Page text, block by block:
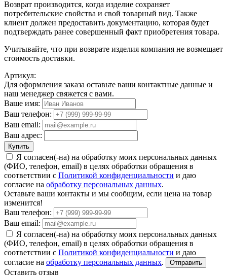
Возврат производится, когда изделие сохраняет
потребительские свойства и свой товарный вид. Также
клиент должен предоставить документацию, которая будет
подтверждать ранее совершенный факт приобретения товара.
Учитывайте, что при возврате изделия компания не возмещает
стоимость доставки.
Артикул:
Для оформления заказа оставьте ваши контактные данные и
наш менеджер свяжется с вами.
Ваше имя:
Ваш телефон:
Ваш email:
Ваш адрес:
Купить
Я согласен(-на) на обработку моих персональных данных
(ФИО, телефон, email) в целях обработки обращения в
соответствии с Политикой конфиденциальности и даю
согласие на обработку персональных данных.
Оставьте ваши контакты и мы сообщим, если цена на товар
изменится!
Ваш телефон:
Ваш email:
Я согласен(-на) на обработку моих персональных данных
(ФИО, телефон, email) в целях обработки обращения в
соответствии с Политикой конфиденциальности и даю
согласие на обработку персональных данных. Отправить
Оставить отзыв